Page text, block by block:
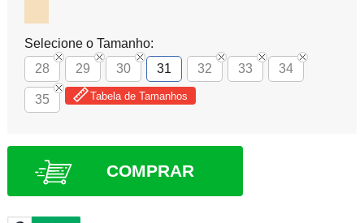
Selecione o Tamanho:
28
29 30 31 32 33 34
35 Tabela de Tamanhos
COMPRAR